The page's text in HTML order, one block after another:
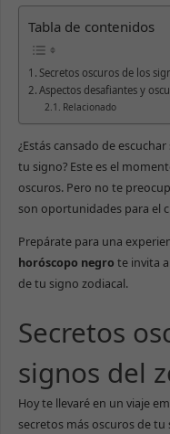
Tabla de contenidos
Secretos oscuros de los
Aspectos desafiantes y
Relacionado
¿Estás cansado de
tu signo? Este es el
oscuros. Pero no te
son oportunidades para el
Prepárate para una
horóscopo negro te invita
de tu signo zodiacal.
Secretos
signos del
Hoy te llevaré en un viaje
secretos más oscuros de